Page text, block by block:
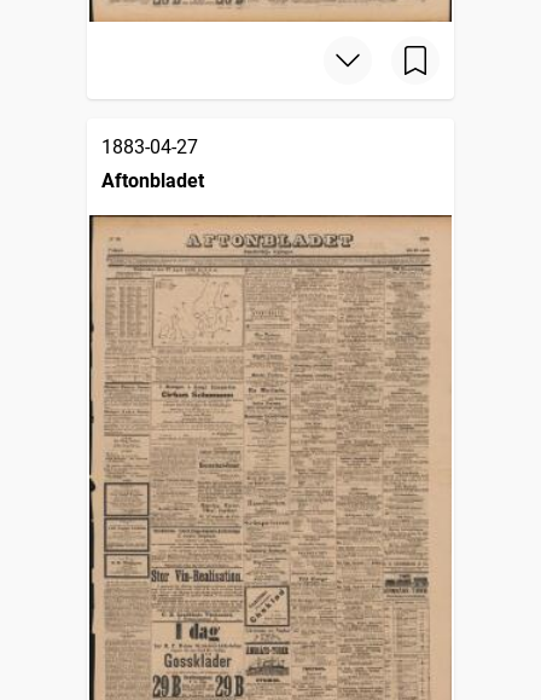
1883-04-27
Aftonbladet